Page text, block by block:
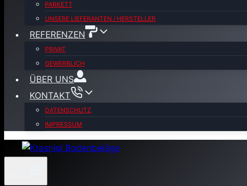
PARKETT
UNSERE LIEFERANTEN / HERSTELLER
REFERENZEN
PRIVAT
GEWERBLICH
ÜBER UNS
KONTAKT
DATENSCHUTZ
IMPRESSUM